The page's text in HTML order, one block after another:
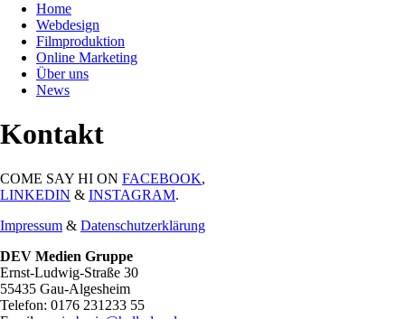
Home
Webdesign
Filmproduktion
Online Marketing
Über uns
News
Kontakt
COME SAY HI ON FACEBOOK,
LINKEDIN & INSTAGRAM.
Impressum & Datenschutzerklärung
DEV Medien Gruppe
Ernst-Ludwig-Straße 30
55435 Gau-Algesheim
Telefon: 0176 231233 55